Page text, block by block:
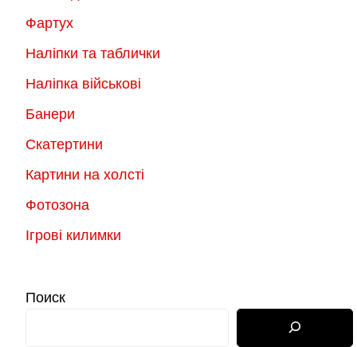
Фартух
Наліпки та таблички
Наліпка військові
Банери
Скатертини
Картини на холсті
Фотозона
Ігрові килимки
Поиск